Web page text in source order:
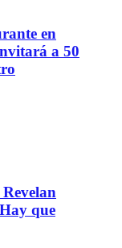
en
a 50
que